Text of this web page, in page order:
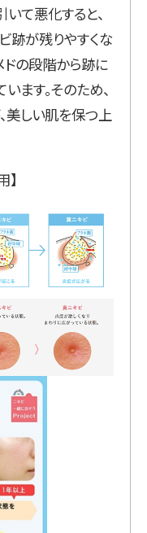
て悪化すると、
跡が残りやすくな
ドの段階から跡に
ます。そのため、
美しい肌を保つ上
】